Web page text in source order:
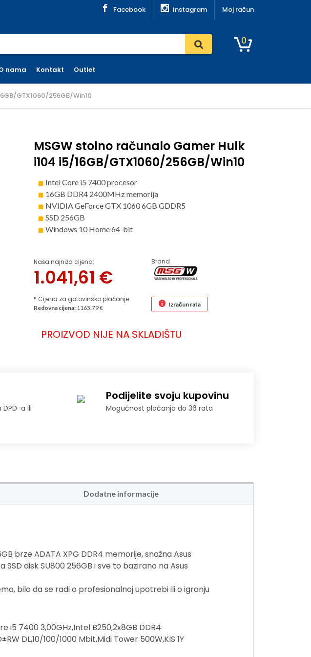
Facebook Instagram Moj račun
0
nama Kontakt Outlet
GTX1060/256GB/Win10
MSGW stolno računalo Gamer Hulk
i104 i5/16GB/GTX1060/256GB/Win10
Intel Core i5 7400 procesor
16GB DDR4 2400MHz memorija
NVIDIA GeForce GTX 1060 6GB GDDR5
SSD 256GB
Windows 10 Home 64-bit
Naša najniža cijena:
1.041,61 €
* Cijena za gotovinsko plaćanje
Brand
Redovna cijena: 1163.79 € Izračun rata
PROIZVOD NIJE NA SKLADIŠTU
a ili
Podijelite svoju kupovinu
Mogućnost plaćanja do 36 rata
Dodatne informacije
brze ADATA XPG DDR4 memorije, snažna Asus
disk SU800 256GB i sve to bazirano na Asus
bilo da se radi o profesionalnoj upotrebi ili o igranju
i5 7400 3,00GHz,Intel B250,2x8GB DDR4
DL,10/100/1000 Mbit,Midi Tower 500W,KIS 1Y